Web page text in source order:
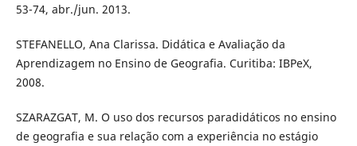
53-74, abr./jun. 2013.
STEFANELLO, Ana Clarissa. Didática e Avaliação da
Aprendizagem no Ensino de Geografia. Curitiba: IBPeX,
2008.
SZARAZGAT, M. O uso dos recursos paradidáticos no ensino
de geografia e sua relação com a experiência no estágio